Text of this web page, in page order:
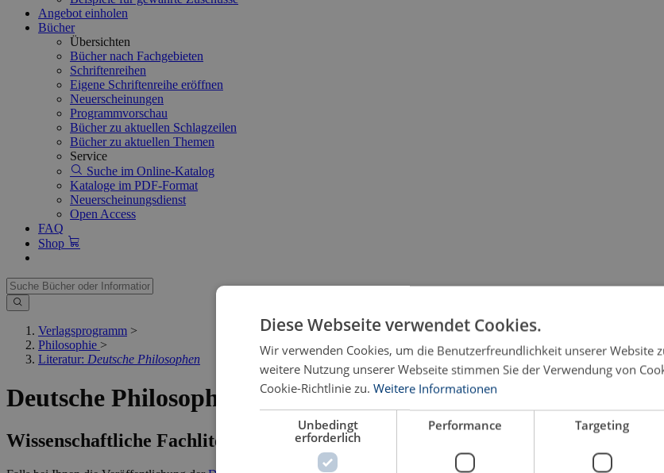
Angebot einholen
Bücher
Übersichten
Bücher nach Fachgebieten
Schriftenreihen
Eigene Schriftenreihe eröffnen
Neuerscheinungen
Programmvorschau
Bücher zu aktuellen Schlagzeilen
Bücher zu aktuellen Themen
Service
Suche im Online-Katalog
Kataloge im PDF-Format
Neuerscheinungsdienst
Open Access
FAQ
Shop
Verlagsprogramm >
Philosophie >
Literatur: Deutsche Philosophen
Deutsche Philosophen
Wissenschaftliche Fachliteratur
Diese Webseite verwendet Cookies.
Wir verwenden Cookies, um die Benutzerfreundlichkeit unserer Website
weitere Nutzung unserer Webseite stimmen Sie der Verwendung von
Cookie-Richtlinie zu. Weitere Informationen
Unbedingt
erforderlich
Performance Targeting